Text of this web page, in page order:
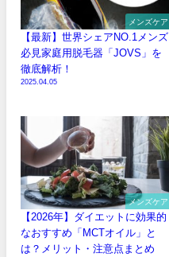
メンズケア
【最新】世界シェアNO.1メンズ
必見家庭用脱毛器「JOVS」を
徹底解析！
2025.04.05
メンズケア
【2026年】ダイエットに効果的
なおすすめ「MCTオイル」と
は？メリット・注意点まとめ